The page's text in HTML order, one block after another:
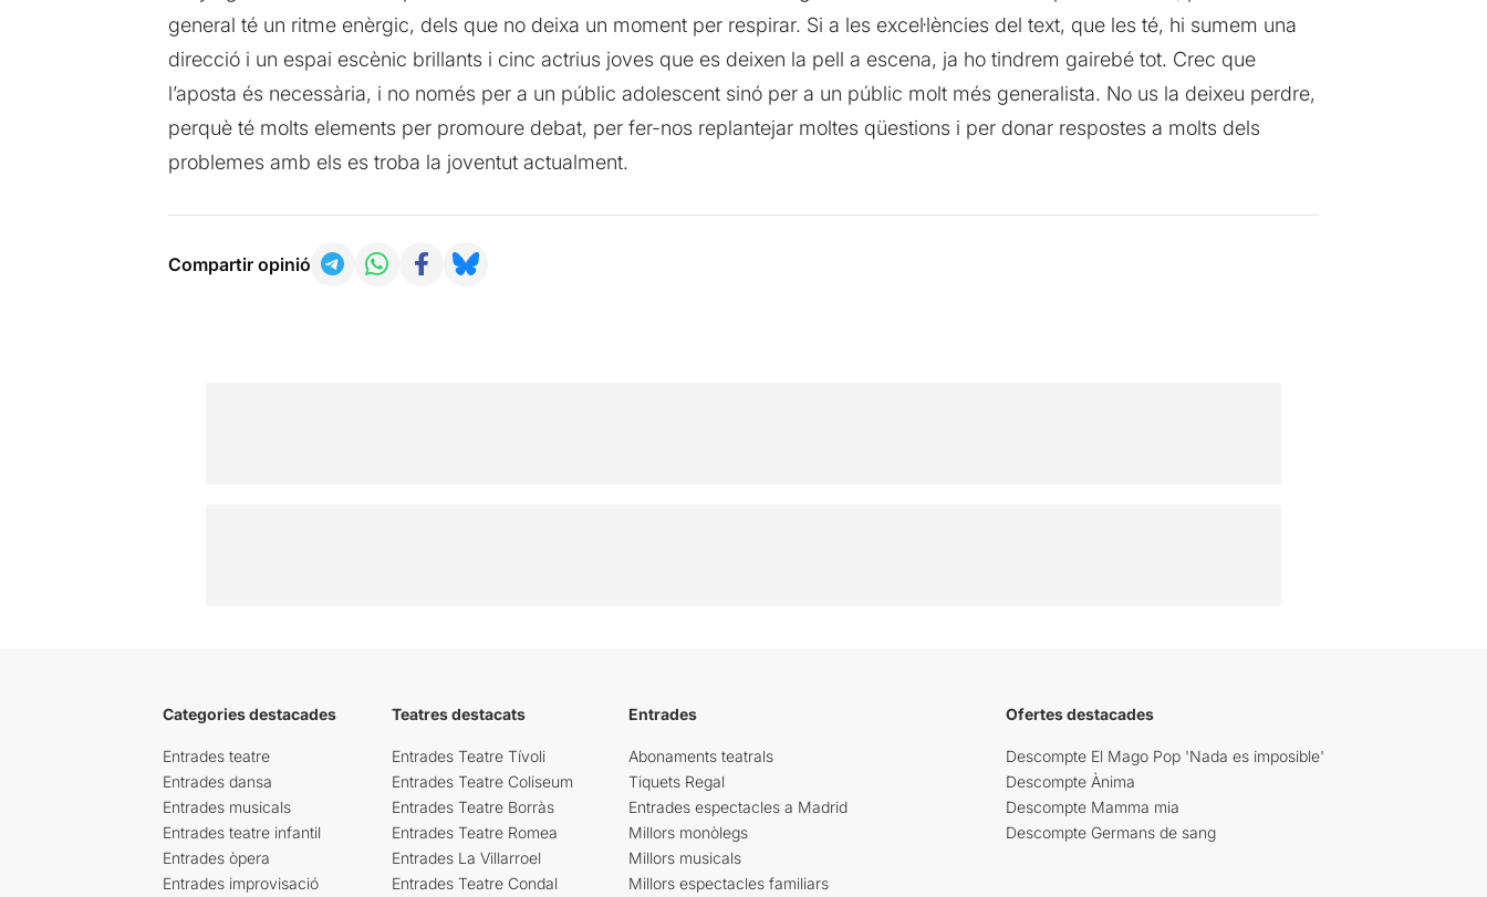
general té un ritme enèrgic, dels que no deixa un moment per respirar. Si a les excel·lències del text, que les té, hi sumem una
direcció i un espai escènic brillants i cinc actrius joves que es deixen la pell a escena, ja ho tindrem gairebé tot. Crec que
l’aposta és necessària, i no només per a un públic adolescent sinó per a un públic molt més generalista. No us la deixeu perdre,
perquè té molts elements per promoure debat, per fer-nos replantejar moltes qüestions i per donar respostes a molts dels
problemes amb els es troba la joventut actualment.
Compartir opinió
Categories destacades
Entrades teatre
Entrades dansa
Entrades musicals
Entrades teatre infantil
Entrades òpera
Entrades improvisació
Teatres destacats
Entrades Teatre Tívoli
Entrades Teatre Coliseum
Entrades Teatre Borràs
Entrades Teatre Romea
Entrades La Villarroel
Entrades Teatre Condal
Entrades
Abonaments teatrals
Tiquets Regal
Entrades espectacles a Madrid
Millors monòlegs
Millors musicals
Millors espectacles familiars
Ofertes destacades
Descompte El Mago Pop 'Nada es imposible'
Descompte Ànima
Descompte Mamma mia
Descompte Germans de sang